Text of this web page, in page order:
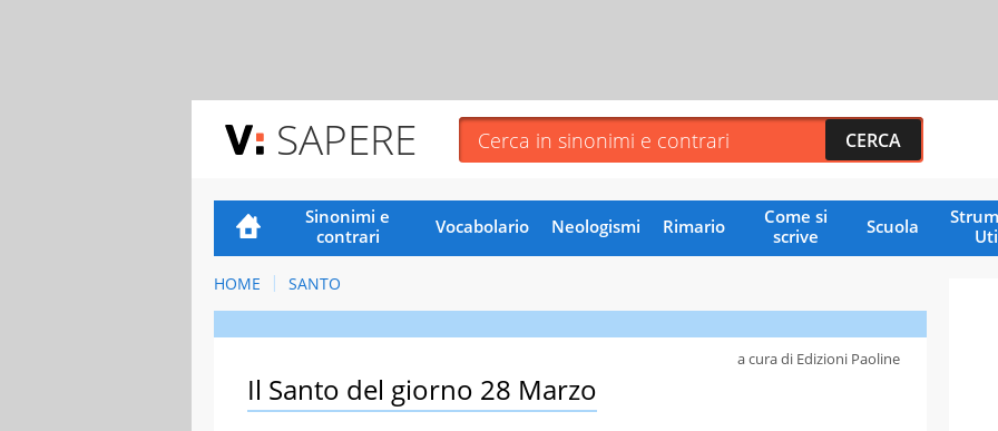
SAPERE
Sinonimi e
contrari
Vocabolario Neologismi Rimario
Come si
scrive
Scuola
HOME SANTO
Il Santo del giorno 28 Marzo
a cura di Edizioni Paoline